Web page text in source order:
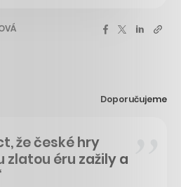
Doporučujeme
že české hry
zlatou éru zažily a